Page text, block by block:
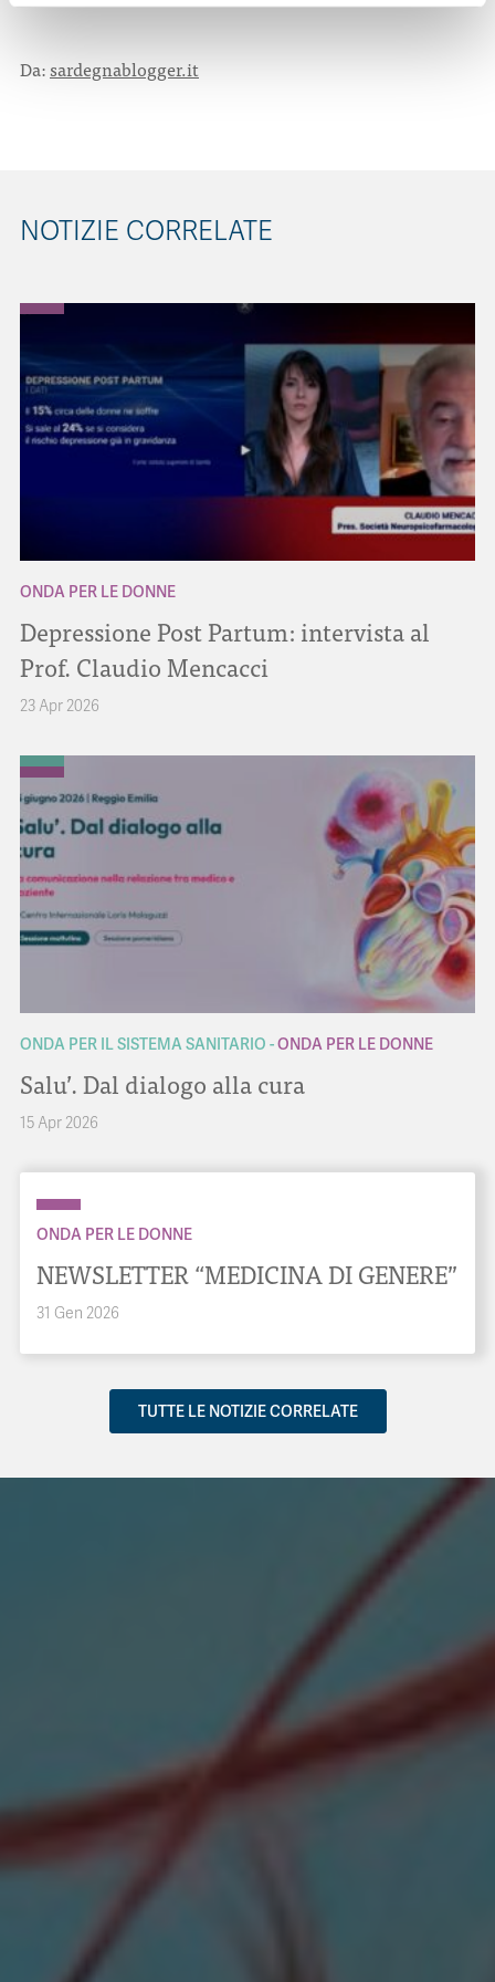
Da:sardegnablogger.it
NOTIZIE CORRELATE
ONDA PER LE DONNE
Depressione Post Partum: intervista al
Prof. Claudio Mencacci
23 Apr 2026
ONDA PER IL SISTEMA SANITARIO ONDA PER LE DONNE
Salu’. Dal dialogo alla cura
15 Apr 2026
ONDA PER LE DONNE
NEWSLETTER “MEDICINA DI GENERE”
31 Gen 2026
TUTTE LE NOTIZIE CORRELATE